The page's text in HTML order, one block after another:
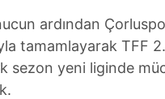
uygun olarak
ardından
tamamlayarak TFF
sezon yeni liginde